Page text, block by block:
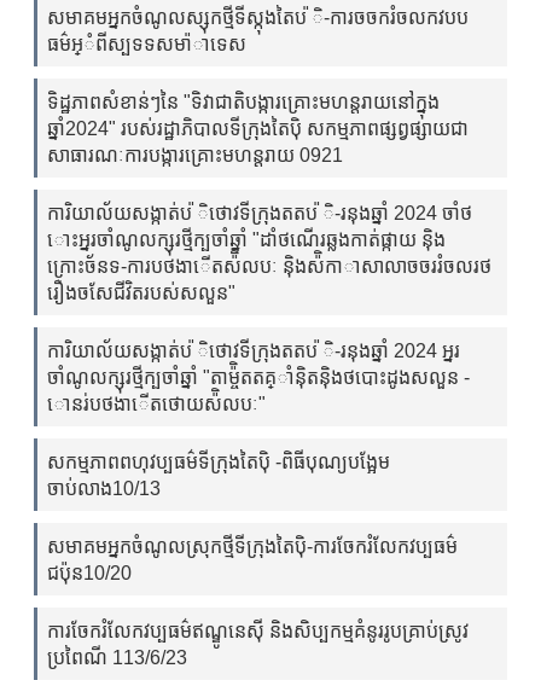
សមាគមអ្នកចំណូលស្សុកថ្មីទីស្កុងតៃប ៉ិ-ការចចករំចលកវបប
ធម៌អ្ំពីស្បទទសមា៉ាទេស
ទិដ្ឋភាពសំខាន់ៗនៃ "ទិវាជាតិបង្ការគ្រោះមហន្តរាយនៅក្នុង
ឆ្នាំ2024" របស់រដ្ឋាភិបាលទីក្រុងតៃប៉ិ សកម្មភាពផ្សព្វផ្សាយជា
សាធារណៈការបង្ការគ្រោះមហន្តរាយ 0921
ការិយាល័យសង្កាត់ប ៉ិថោវទីក្រុងតតប ៉ិ-រនុងឆ្នាំ 2024 ចាំថ
ោះអ្នរចាំណូលក្សុរថ្មីក្បចាំឆ្នាំ "ដាំថណើរឆ្លងកាត់ផ្កាយ ន៉ិង
ក្រោះច័នទ-ការបថងាើតស៉ិលបៈ ន៉ិងស៉ិកាាសាលាចចររំចលរថ
រឿងចសែជីវិតរបស់សលួន"
ការិយាល័យសង្កាត់ប ៉ិថោវទីក្រុងតតប ៉ិ-រនុងឆ្នាំ 2024 អ្នរ
ចាំណូលក្សុរថ្មីក្បចាំឆ្នាំ "តាម្ច៉ិតតគ្ាំន៉ិតន៉ិងថបោះដូងសលួន -
ោនរ់បថងាើតថោយស៉ិលបៈ"
សកម្មភាពពហុវប្បធម៌ទីក្រុងតៃប៉ិ -ពិធីបុណ្យបង្អែម
ចាប់លាង10/13
សមាគមអ្នកចំណូលស្រុកថ្មីទីក្រុងតៃប៉ិ-ការចែករំលែកវប្បធម៌
ជប៉ុន10/20
ការចែករំលែកវប្បធម៌ឥណ្ឌូនេស៊ី និងសិប្បកម្មគំនូររូបគ្រាប់ស្រូវ
ប្រពៃណី 113/6/23